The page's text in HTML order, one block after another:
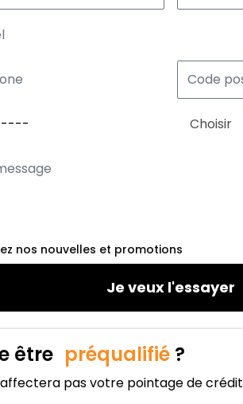
d'acompte • 2.49%
sur 27 mois
d'acompte • 2.49%
sur 24 mois
nos nouvelles et promotions
Je veux l'essayer
être préqualifié ?
pas votre pointage de crédit